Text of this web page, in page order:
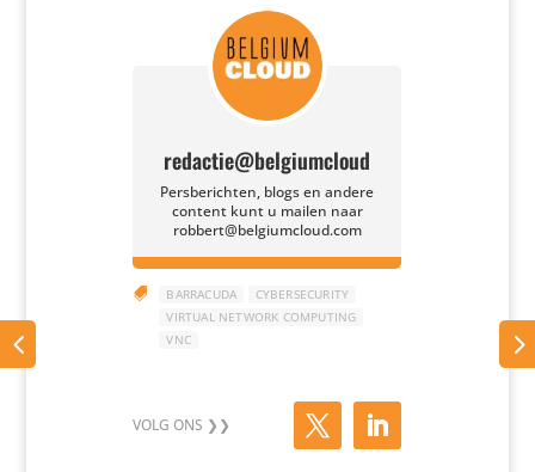
redactie@belgiumcloud
Persberichten, blogs en andere
content kunt u mailen naar
robbert@belgiumcloud.com
 BARRACUDA
CYBERSECURITY
VIRTUAL NETWORK COMPUTING
VNC